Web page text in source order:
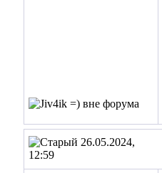
26.05.2024,
12:59